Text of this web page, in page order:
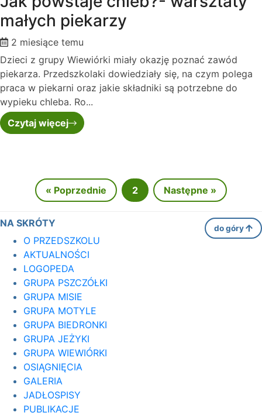
małych piekarzy
2 miesiące temu
Dzieci z grupy Wiewiórki miały okazję poznać zawód
piekarza. Przedszkolaki dowiedziały się, na czym polega
praca w piekarni oraz jakie składniki są potrzebne do
wypieku chleba. Ro...
Czytaj więcej
« Poprzednie 2 Następne »
NA SKRÓTY do góry
O PRZEDSZKOLU
AKTUALNOŚCI
LOGOPEDA
GRUPA PSZCZÓŁKI
GRUPA MISIE
GRUPA MOTYLE
GRUPA BIEDRONKI
GRUPA JEŻYKI
GRUPA WIEWIÓRKI
OSIĄGNIĘCIA
GALERIA
JADŁOSPISY
PUBLIKACJE